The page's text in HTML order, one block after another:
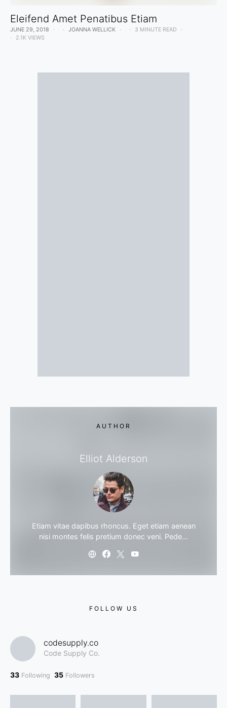
Eleifend Amet Penatibus Etiam
JUNE 29, 2018 JOANNA WELLICK
3 MINUTE READ
2.1K VIEWS
AUTHOR
Elliot Alderson
Etiam vitae dapibus rhoncus. Eget etiam aenean
nisi montes felis pretium donec veni. Pede…
FOLLOW US
codesupply.co
Code Supply Co.
33 Following 35 Followers